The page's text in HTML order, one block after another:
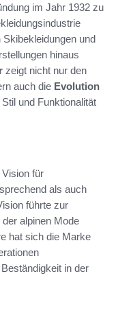
im Jahr 1932 zu
und
hinaus
zeigt nicht nur den
auch die Evolution
und Funktionalität
für
als auch
führte zur
alpinen Mode
hat sich die Marke
in der